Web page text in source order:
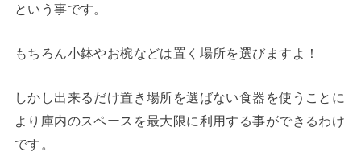
という事です。
もちろん小鉢やお椀などは置く場所を選びますよ！
しかし出来るだけ置き場所を選ばない食器を使うことに
より庫内のスペースを最大限に利用する事ができるわけ
です。